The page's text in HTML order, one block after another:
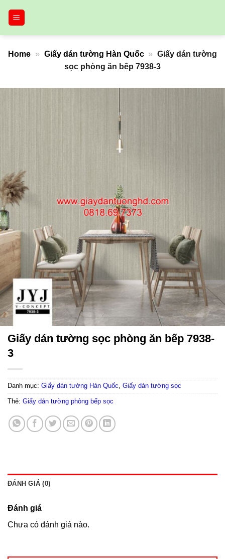
Home » Giấy dán tường Hàn Quốc » Giấy dán tường
sọc phòng ăn bếp 7938-3
Giấy dán tường sọc phòng ăn bếp 7938-
3
Danh mục: Giấy dán tường Hàn Quốc, Giấy dán tường sọc
Thẻ: Giấy dán tường phòng bếp sọc
ĐÁNH GIÁ (0)
Đánh giá
Chưa có đánh giá nào.